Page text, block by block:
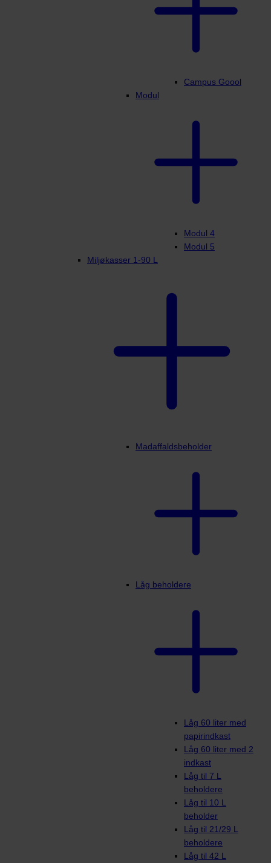
Campus Goool
Modul
Modul 4
Modul 5
Miljøkasser 1-90 L
Madaffaldsbeholder
Låg beholdere
Låg 60 liter med
papirindkast
Låg 60 liter med 2
indkast
Låg til 7 L
beholdere
Låg til 10 L
beholder
Låg til 21/29 L
beholdere
Låg til 42 L